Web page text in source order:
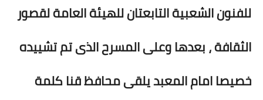
للفنون الشعبية التابعتان للهيئة العامة لقصور
الثقافة ، بعدها وعلى المسرح الذى تم تشييده
خصيصا امام المعبد يلقى محافظ قنا كلمة